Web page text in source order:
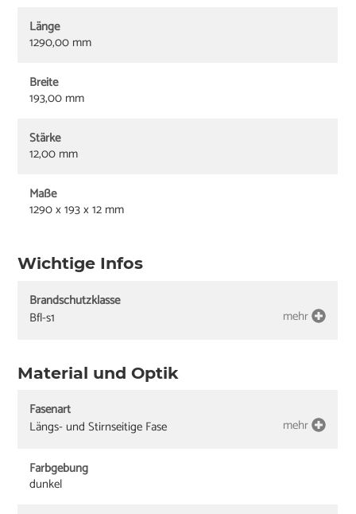
Länge
1290,00 mm
Breite
193,00 mm
Stärke
12,00 mm
Maße
1290 x 193 x 12 mm
Wichtige Infos
Brandschutzklasse
Bfl-s1
mehr
Material und Optik
Fasenart
Längs- und Stirnseitige Fase
mehr
Farbgebung
dunkel